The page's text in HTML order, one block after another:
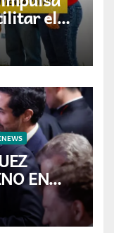
el
familias
EN
LA